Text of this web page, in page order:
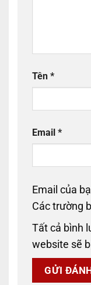
Tên *
Email *
Email của
Các trường
Tất cả bình
website sẽ